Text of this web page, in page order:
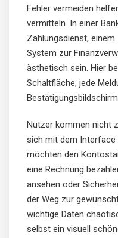
Fehler vermeiden
vermitteln. In einer
Zahlungsdienst,
System zur
ästhetisch sein. Hier
Schaltfläche, jede
Nutzer kommen nicht
sich mit dem Interface
möchten den
eine Rechnung
ansehen oder
der Weg zur
wichtige Daten
selbst ein visuell